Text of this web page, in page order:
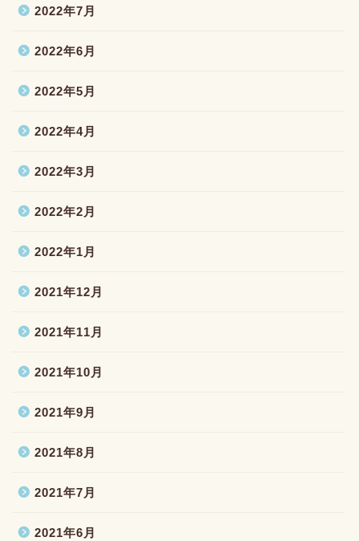
2022年7月
2022年6月
2022年5月
2022年4月
2022年3月
2022年2月
2022年1月
2021年12月
2021年11月
2021年10月
2021年9月
2021年8月
2021年7月
2021年6月